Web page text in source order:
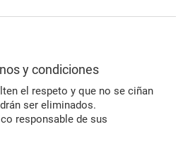
y condiciones
el respeto y que no se ciñan
ser eliminados.
responsable de sus